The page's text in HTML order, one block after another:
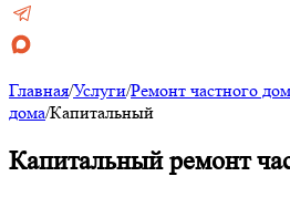
Главная/Услуги/Ремонт частного
дома/Капитальный
Капитальный ремонт